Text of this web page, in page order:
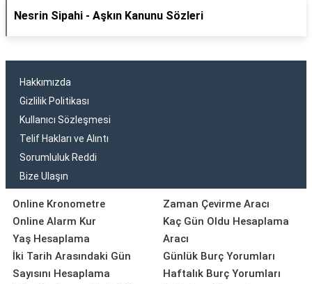
Nesrin Sipahi - Aşkın Kanunu Sözleri
Hakkımızda
Gizlilik Politikası
Kullanıcı Sözleşmesi
Telif Hakları ve Alıntı
Sorumluluk Reddi
Bize Ulaşın
Online Kronometre
Online Alarm Kur
Yaş Hesaplama
İki Tarih Arasındaki Gün
Sayısını Hesaplama
Zaman Çevirme Aracı
Kaç Gün Oldu Hesaplama
Aracı
Günlük Burç Yorumları
Haftalık Burç Yorumları